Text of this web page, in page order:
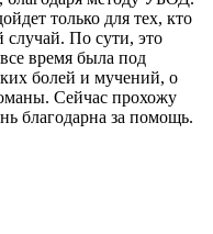
только для тех, кто
случай. По сути, это
время была под
болей и мучений, о
Сейчас прохожу
благодарна за помощь.